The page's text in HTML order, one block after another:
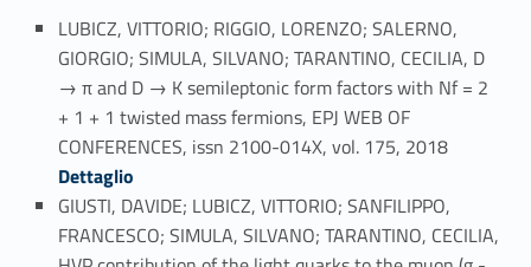
LUBICZ, VITTORIO; RIGGIO, LORENZO; SALERNO,
GIORGIO; SIMULA, SILVANO; TARANTINO, CECILIA, D
→ π and D → K semileptonic form factors with Nf = 2
+ 1 + 1 twisted mass fermions, EPJ WEB OF
CONFERENCES, issn 2100-014X, vol. 175, 2018Link identifier #identifier_person_66912-55
Dettaglio
GIUSTI, DAVIDE; LUBICZ, VITTORIO; SANFILIPPO,
FRANCESCO; SIMULA, SILVANO; TARANTINO, CECILIA,